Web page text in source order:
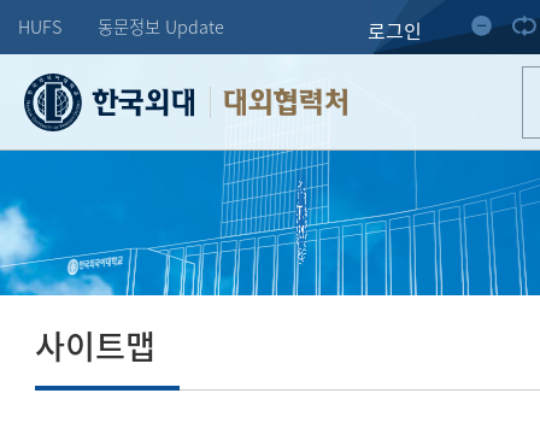
HUFS 동문정보 Update 로그인
대외협력처
사이트맵